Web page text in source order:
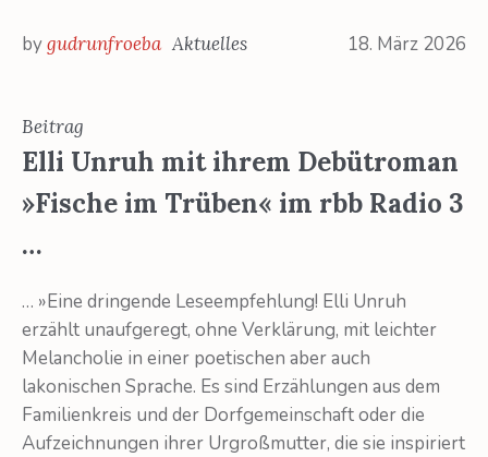
18. März 2026
bygudrunfroeba Aktuelles
Beitrag
Elli Unruh mit ihrem Debütroman
»Fische im Trüben« im rbb Radio 3
…
… »Eine dringende Leseempfehlung! Elli Unruh
erzählt unaufgeregt, ohne Verklärung, mit leichter
Melancholie in einer poetischen aber auch
lakonischen Sprache. Es sind Erzählungen aus dem
Familienkreis und der Dorfgemeinschaft oder die
Aufzeichnungen ihrer Urgroßmutter, die sie inspiriert